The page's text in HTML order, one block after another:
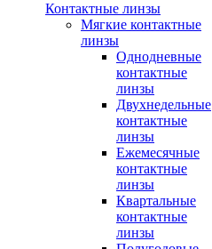
Контактные линзы
Мягкие контактные
линзы
Однодневные
контактные
линзы
Двухнедельные
контактные
линзы
Ежемесячные
контактные
линзы
Квартальные
контактные
линзы